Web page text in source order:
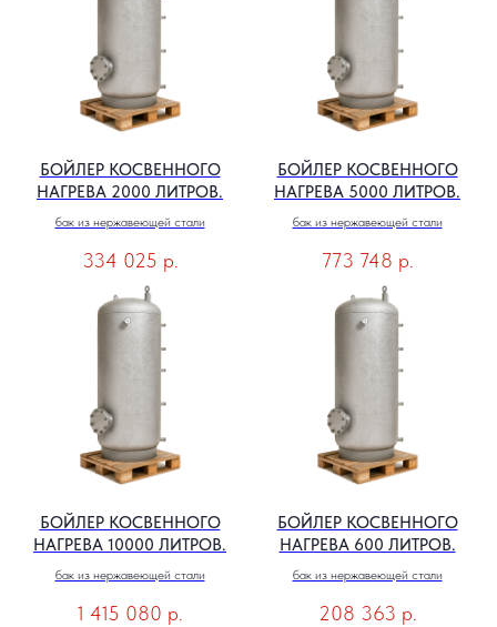
БОЙЛЕР КОСВЕННОГО
НАГРЕВА 2000 ЛИТРОВ.
бак из нержавеющей стали
334 025 р.
БОЙЛЕР КОСВЕННОГО
НАГРЕВА 5000 ЛИТРОВ.
бак из нержавеющей стали
773 748 р.
БОЙЛЕР КОСВЕННОГО
НАГРЕВА 10000 ЛИТРОВ.
бак из нержавеющей стали
1 415 080 р.
БОЙЛЕР КОСВЕННОГО
НАГРЕВА 600 ЛИТРОВ.
бак из нержавеющей стали
208 363 р.